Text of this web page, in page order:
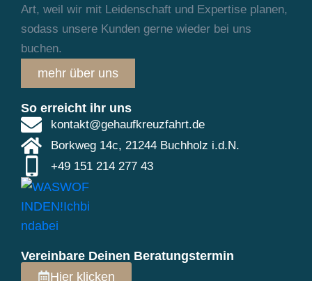
Art, weil wir mit Leidenschaft und Expertise planen,
sodass unsere Kunden gerne wieder bei uns
buchen.
mehr über uns
So erreicht ihr uns
kontakt@gehaufkreuzfahrt.de
Borkweg 14c, 21244 Buchholz i.d.N.
+49 151 214 277 43
Vereinbare Deinen Beratungstermin
Hier klicken